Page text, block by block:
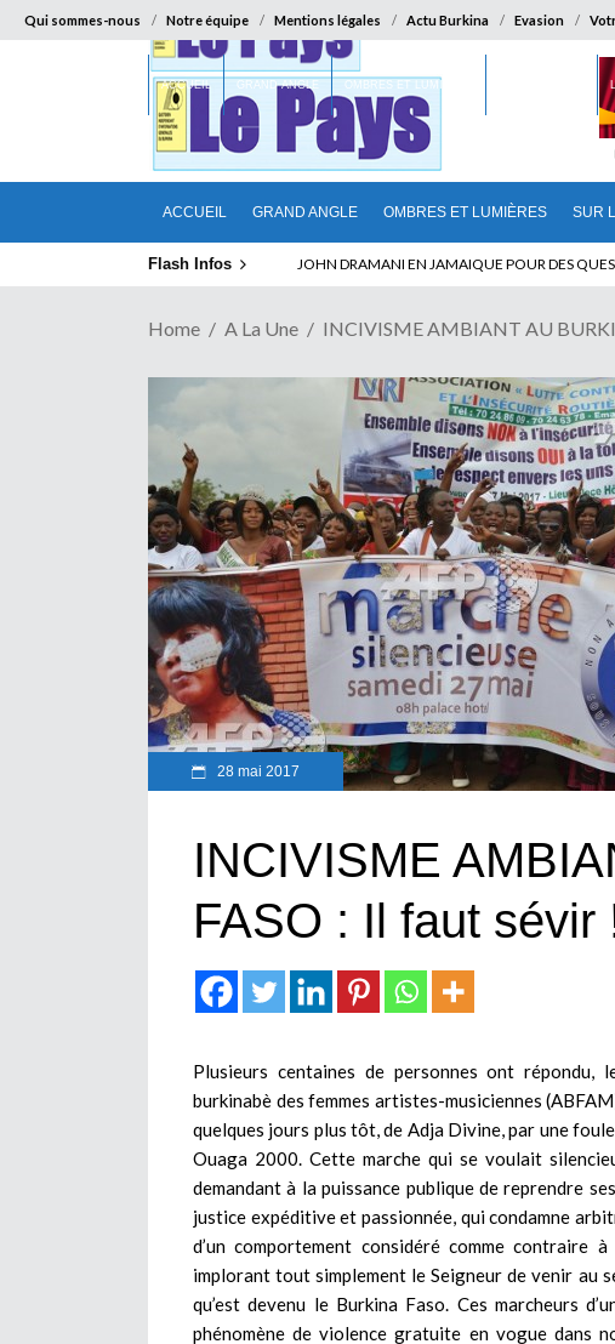
Qui sommes-nous Notre équipe Mentions légales Actu Burkina Evasion
ACCUEIL GRAND ANGLE OMBRES ET LUMIÈRES SUR
ACCUEIL GRAND ANGLE OMBRES ET LUMIÈRES
Flash Infos ELECTION DE TALON A LA TETE DU SENAT
Home A La Une INCIVISME AMBIANT AU
28 mai 2017
INCIVISME
FASO : Il faut sévir
Plusieurs centaines de personnes ont répondu,
burkinabè des femmes artistes-musiciennes
quelques jours plus tôt, de Adja Divine, par une
Ouaga 2000. Cette marche qui se voulait
demandant à la puissance publique de reprendre
justice expéditive et passionnée, qui condamne
d’un comportement considéré comme
implorant tout simplement le Seigneur de venir au
qu’est devenu le Burkina Faso. Ces marcheurs
phénomène de violence gratuite en vogue dans